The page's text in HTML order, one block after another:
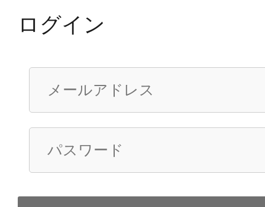
ログイン